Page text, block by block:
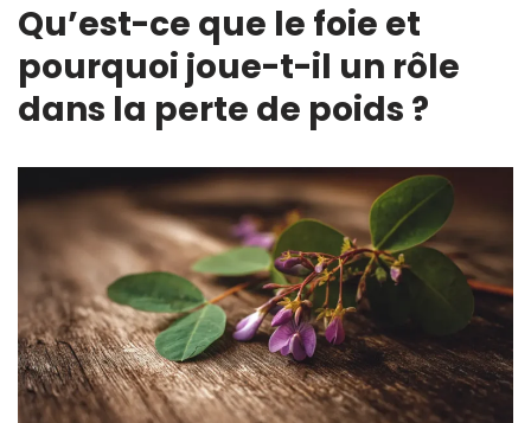
Qu’est-ce que le foie et
pourquoi joue-t-il un rôle
dans la perte de poids ?